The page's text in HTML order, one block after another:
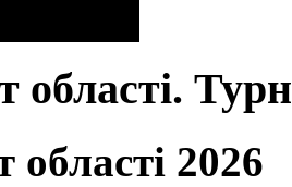
області.
області 2026